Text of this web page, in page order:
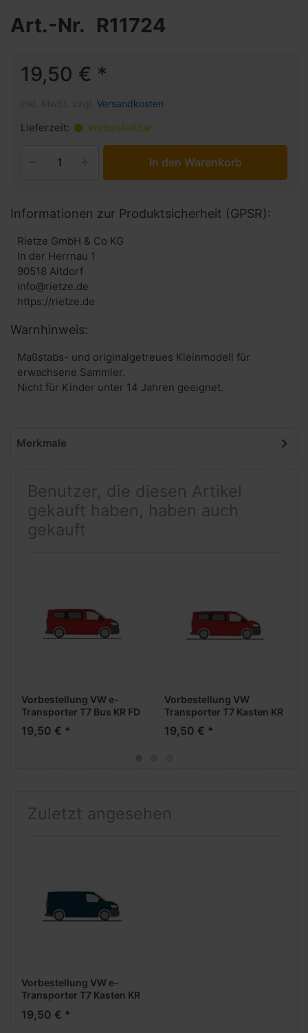
Art.-Nr. R11724
19,50 € *
Versandkosten
Lieferzeit: vorbestellbar
In den Warenkorb
Informationen zur Produktsicherheit (GPSR):
Rietze GmbH & Co KG
In der Herrnau 1
90518 Altdorf
info@rietze.de
https://rietze.de
Warnhinweis:
Maßstabs- und originalgetreues Kleinmodell für
erwachsene Sammler.
Nicht für Kinder unter 14 Jahren geeignet.
Merkmale
Benutzer, die diesen Artikel
gekauft haben, haben auch
gekauft
Vorbestellung VW e-
Transporter T7 Bus KR FD
-intensive red- -
Formneuheit- ***Neuheit
19,50 € *
Vorbestellung VW
Transporter T7 Kasten KR
FD -intensive red- -
Formneuheit- ***Neuheit
19,50 € *
Zuletzt angesehen
Vorbestellung VW e-
Transporter T7 Kasten KR
Formneuheit- ***Neuheit
19,50 € *